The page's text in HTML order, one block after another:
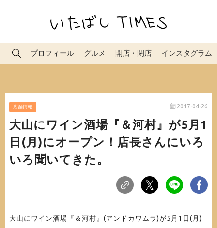
プロフィール グルメ 開店・閉店 インスタグラム
店舗情報 2017-04-26
大山にワイン酒場『＆河村』が5月1
日(月)にオープン！店長さんにいろ
いろ聞いてきた。
大山にワイン酒場『＆河村』(アンドカワムラ)が5月1日(月)